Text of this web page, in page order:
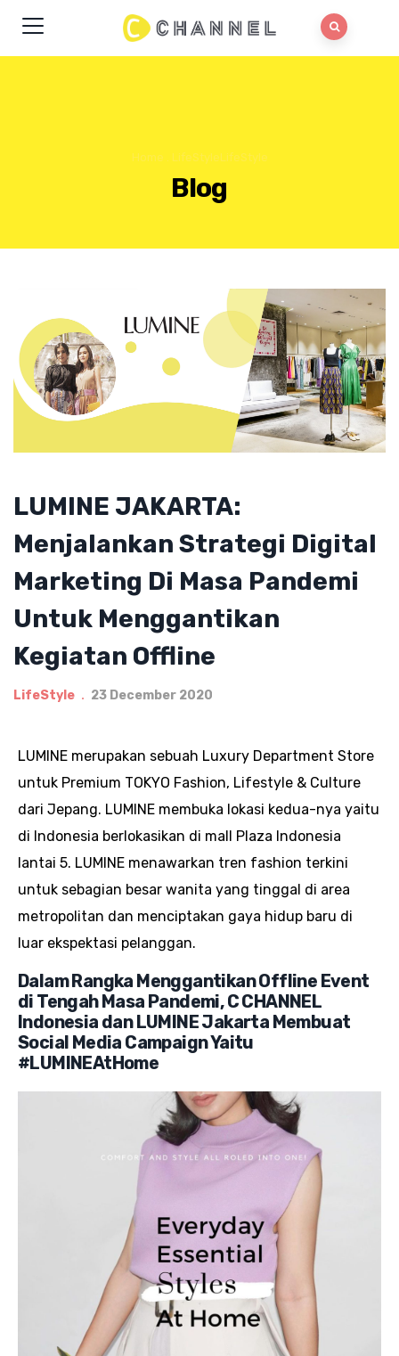
Home . LifeStyleLifeStyle
Blog
LUMINE JAKARTA:
Menjalankan Strategi Digital
Marketing Di Masa Pandemi
Untuk Menggantikan
Kegiatan Offline
LifeStyle 23 December 2020
LUMINE merupakan sebuah Luxury Department Store
untuk Premium TOKYO Fashion, Lifestyle & Culture
dari Jepang. LUMINE membuka lokasi kedua-nya yaitu
di Indonesia berlokasikan di mall Plaza Indonesia
lantai 5. LUMINE menawarkan tren fashion terkini
untuk sebagian besar wanita yang tinggal di area
metropolitan dan menciptakan gaya hidup baru di
luar ekspektasi pelanggan.
Dalam Rangka Menggantikan Offline Event
di Tengah Masa Pandemi, C CHANNEL
Indonesia dan LUMINE Jakarta Membuat
Social Media Campaign Yaitu
#LUMINEAtHome